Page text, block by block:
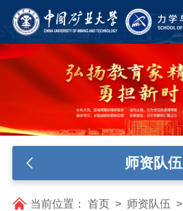
师资队伍
当前位置： 首页> 师资队伍 >